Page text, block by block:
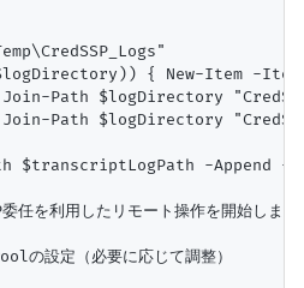
{ New-Item -
Path $logDirectory
Path $logDirectory
$transcriptLogPath -Append -
を利用したリモート操作を開始
の設定（必要に応じて調整）